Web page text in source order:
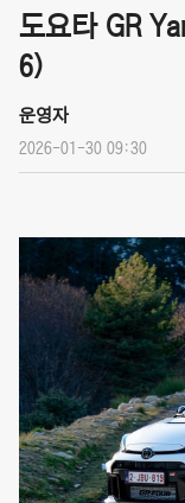
도요타 GR
6)
운영자
2026-01-30 09:30